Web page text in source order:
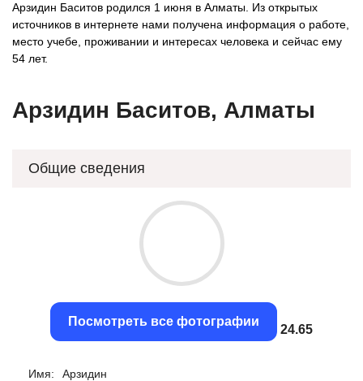
Арзидин Баситов родился 1 июня в Алматы. Из открытых
источников в интернете нами получена информация о работе,
место учебе, проживании и интересах человека и сейчас ему
54 лет.
Арзидин Баситов, Алматы
Общие сведения
Посмотреть все фотографии
24.38
Имя:
Арзидин